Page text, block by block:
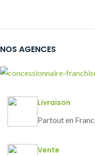
NOS AGENCES
Livraison
Partout en
Vente